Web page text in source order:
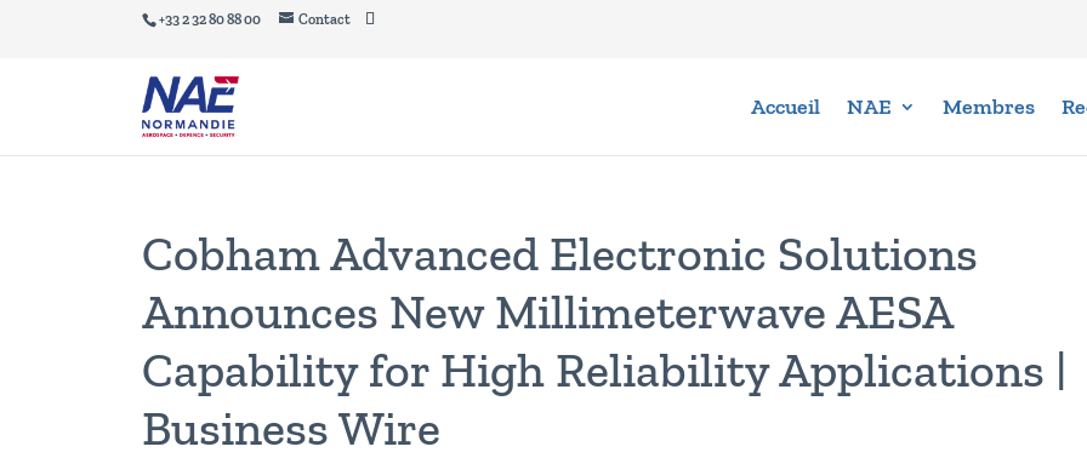
+33 2 32 80 88 00 Contact
Accueil NAE Membres
Cobham Advanced Electronic Solutions
Announces New Millimeterwave AESA
Capability for High Reliability Applications |
Business Wire